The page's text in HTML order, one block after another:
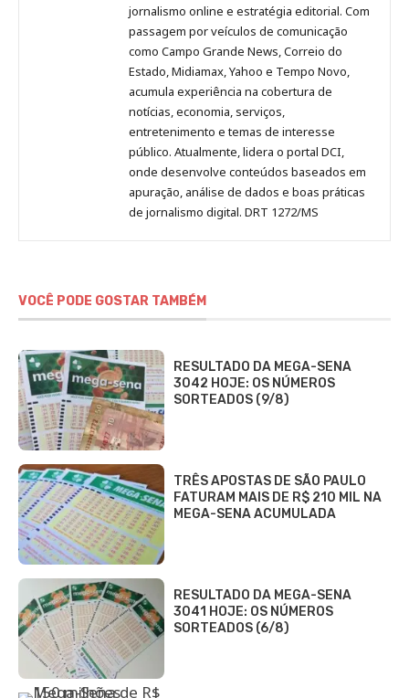
Pinterest
LinkedInInstagram
FacebookMalagolini
jornalismo online e estratégia editorial. Com
passagem por veículos de comunicação
como Campo Grande News, Correio do
Estado, Midiamax, Yahoo e Tempo Novo,
acumula experiência na cobertura de
notícias, economia, serviços,
entretenimento e temas de interesse
público. Atualmente, lidera o portal DCI,
onde desenvolve conteúdos baseados em
apuração, análise de dados e boas práticas
de jornalismo digital. DRT 1272/MS
VOCÊ PODE GOSTAR TAMBÉM
RESULTADO DA MEGA-SENA
3042 HOJE: OS NÚMEROS
SORTEADOS (9/8)
TRÊS APOSTAS DE SÃO PAULO
FATURAM MAIS DE R$ 210 MIL NA
MEGA-SENA ACUMULADA
RESULTADO DA MEGA-SENA
3041 HOJE: OS NÚMEROS
SORTEADOS (6/8)